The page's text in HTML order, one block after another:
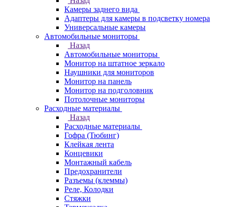
Камеры заднего вида
Адаптеры для камеры в подсветку номера
Универсальные камеры
Автомобильные мониторы
Назад
Автомобильные мониторы
Монитор на штатное зеркало
Наушники для мониторов
Монитор на панель
Монитор на подголовник
Потолочные мониторы
Расходные материалы
Назад
Расходные материалы
Гофра (Тюбинг)
Клейкая лента
Концевики
Монтажный кабель
Предохранители
Разъемы (клеммы)
Реле, Колодки
Стяжки